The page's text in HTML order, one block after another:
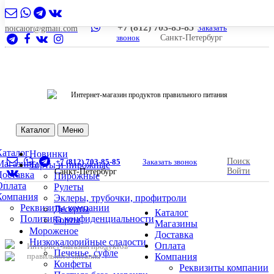
nolcalor@gmail.com +7 (812) 703-85-85 Заказать
звонок
Санкт-Петербург
Интернет-магазин продуктов правильного питания
Каталог Меню
Реквизиты компании
Политика конфиденциальности
Новинки
Торты и пирожные
Пирожные
Рулеты
Эклеры, трубочки, профитроли
Десерты
Торты
Мороженое
Низкокалорийные сладости
Печенье, суфле
Конфеты
+7 (812) 703-85-85
Заказать звонок
Санкт-Петербург
Поиск
Войти
Интернет-магазин продуктов
правильного питания
Каталог
Магазины
Доставка
Оплата
Компания
Реквизиты компании